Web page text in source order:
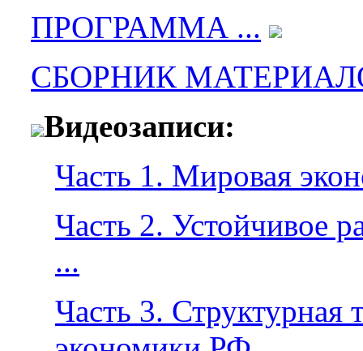
ПРОГРАММА ...
СБОРНИК
Видеозаписи:
Часть 1. Мировая
Часть 2. Устойчивое
...
Часть 3. Структурная